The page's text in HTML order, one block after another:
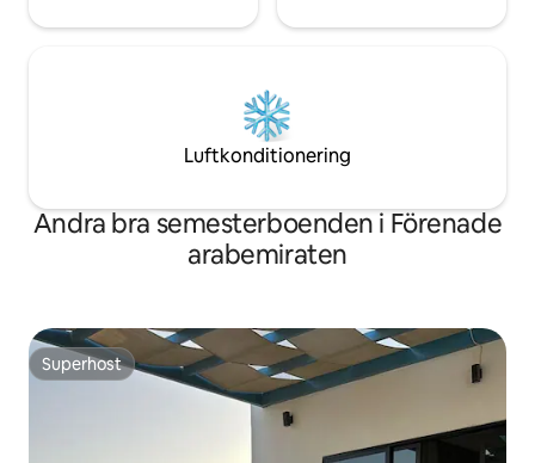
Luftkonditionering
Andra bra semesterboenden i Förenade
arabemiraten
Superhost
Superhost